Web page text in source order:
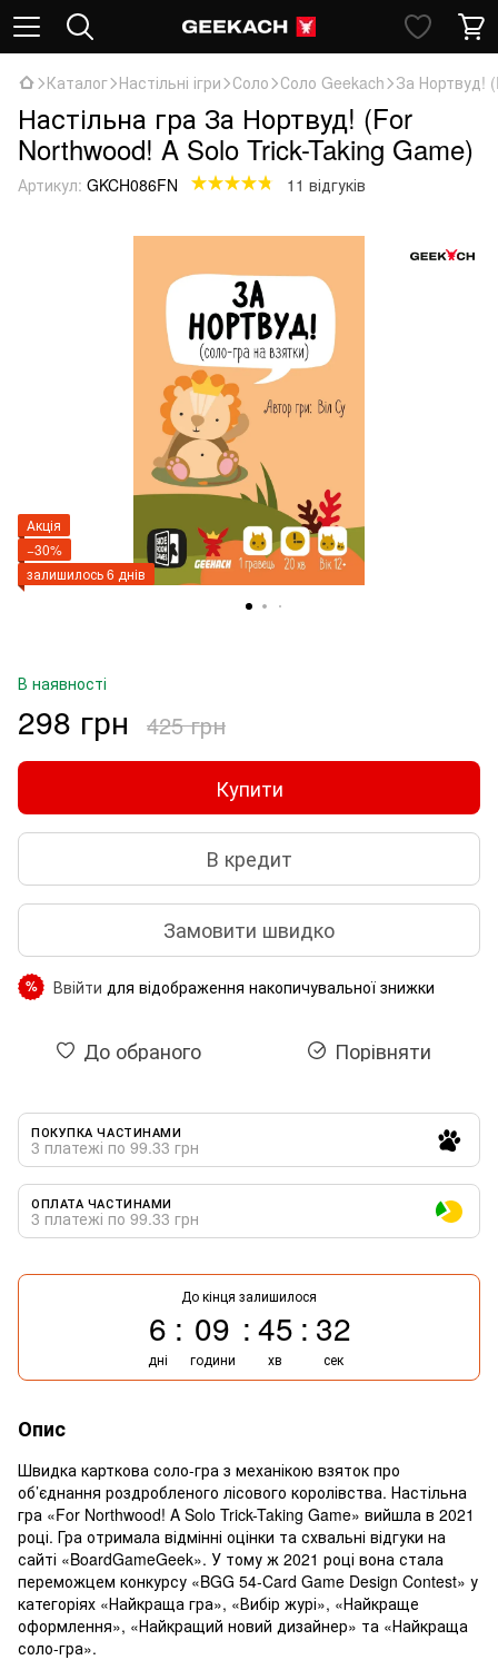
Каталог Настільні ігри Соло Соло Geekach За Нортвуд!
Настільна гра За Нортвуд! (For
Northwood! A Solo Trick-Taking Game)
Артикул: GKCH086FN 11 відгуків
Акція
−30%
залишилось 6 днів
В наявності
298 грн 425 грн
Купити
В кредит
Замовити швидко
% Ввійти для відображення накопичувальної знижки
До обраного Порівняти
ПОКУПКА ЧАСТИНАМИ
3 платежі по 99.33 грн
ОПЛАТА ЧАСТИНАМИ
3 платежі по 99.33 грн
До кінця залишилося
6
дні
09
години
45
хв
31
сек
Опис
Швидка карткова соло-гра з механікою взяток про
об’єднання роздробленого лісового королівства. Настільна
гра «For Northwood! A Solo Trick-Taking Game» вийшла в 2021
році. Гра отримала відмінні оцінки та схвальні відгуки на
сайті «BoardGameGeek». У тому ж 2021 році вона стала
переможцем конкурсу «BGG 54-Card Game Design Contest» у
категоріях «Найкраща гра», «Вибір журі», «Найкраще
оформлення», «Найкращий новий дизайнер» та «Найкраща
соло-гра».